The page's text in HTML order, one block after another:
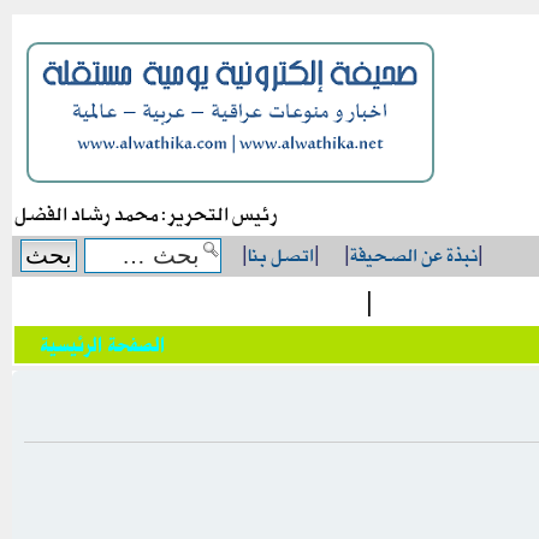
رئيس التحرير: محمد رشاد الفضل
|نبذة عن الصحيفة|
|اتصل بنا|
|
الصفحة الرئيسية